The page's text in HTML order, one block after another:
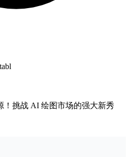
！挑战 AI 绘图市场的强大新秀